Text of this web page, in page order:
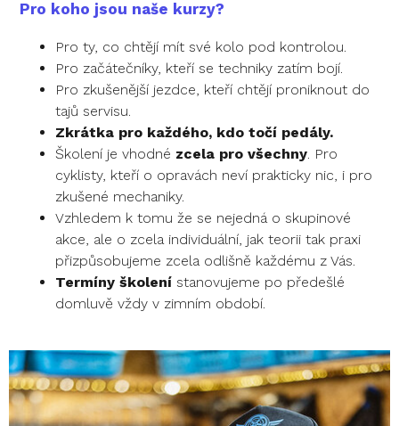
Pro koho jsou naše kurzy?
Pro ty, co chtějí mít své kolo pod kontrolou.
Pro začátečníky, kteří se techniky zatím bojí.
Pro zkušenější jezdce, kteří chtějí proniknout do
tajů servisu.
Zkrátka pro každého, kdo točí pedály.
Školení je vhodné zcela pro všechny. Pro
cyklisty, kteří o opravách neví prakticky nic, i pro
zkušené mechaniky.
Vzhledem k tomu že se nejedná o skupinové
akce, ale o zcela individuální, jak teorii tak praxi
přizpůsobujeme zcela odlišně každému z Vás.
Termíny školení stanovujeme po předešlé
domluvě vždy v zimním období.